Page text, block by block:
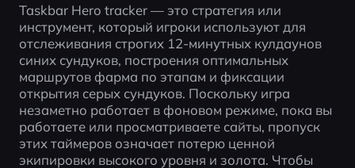
Taskbar Hero tracker — это стратегия или
инструмент, который игроки используют для
отслеживания строгих 12-минутных кулдаунов
синих сундуков, построения оптимальных
маршрутов фарма по этапам и фиксации
открытия серых сундуков. Поскольку игра
незаметно работает в фоновом режиме, пока вы
работаете или просматриваете сайты, пропуск
этих таймеров означает потерю ценной
экипировки высокого уровня и золота. Чтобы